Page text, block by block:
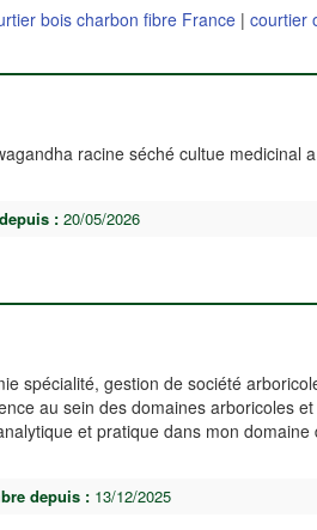
bois charbon fibre France| courtier
racine séché cultue medicinal
:20/05/2026
spécialité, gestion de société
au sein des domaines arboricoles
et pratique dans mon domaine
depuis :13/12/2025